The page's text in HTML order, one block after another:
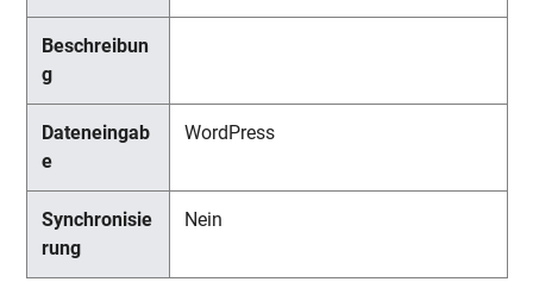
WordPress
Nein